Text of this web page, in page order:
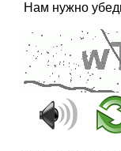
Нам нужно